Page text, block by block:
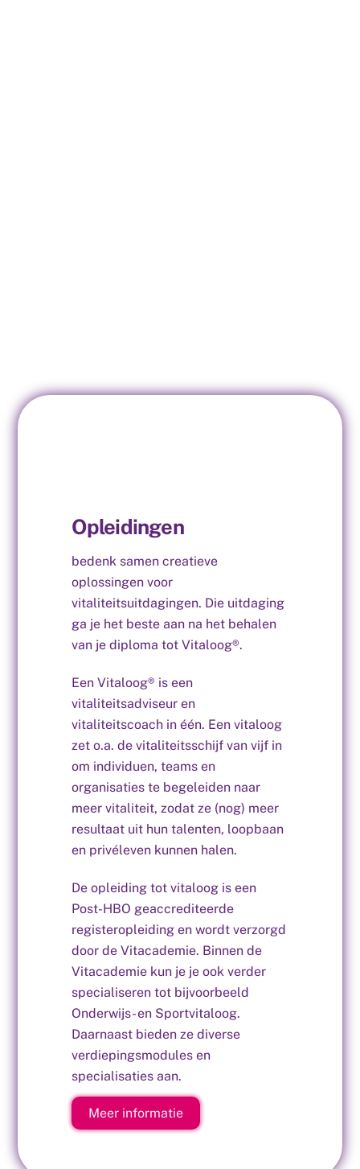
Opleidingen
bedenk samen creatieve
oplossingen voor
vitaliteitsuitdagingen. Die uitdaging
ga je het beste aan na het behalen
van je diploma tot Vitaloog®.
Een Vitaloog® is een
vitaliteitsadviseur en
vitaliteitscoach in één. Een vitaloog
zet o.a. de vitaliteitsschijf van vijf in
om individuen, teams en
organisaties te begeleiden naar
meer vitaliteit, zodat ze (nog) meer
resultaat uit hun talenten, loopbaan
en privéleven kunnen halen.
De opleiding tot vitaloog is een
Post-HBO geaccrediteerde
registeropleiding en wordt verzorgd
door de Vitacademie. Binnen de
Vitacademie kun je je ook verder
specialiseren tot bijvoorbeeld
Onderwijs- en Sportvitaloog.
Daarnaast bieden ze diverse
verdiepingsmodules en
specialisaties aan.
Meer informatie